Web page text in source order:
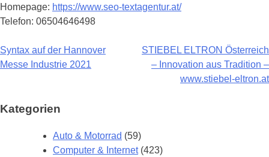
Homepage: https://www.seo-textagentur.at/
Telefon: 06504646498
Beitragsnavigation
Syntax auf der Hannover
Messe Industrie 2021
STIEBEL ELTRON Österreich
– Innovation aus Tradition –
www.stiebel-eltron.at
Kategorien
Auto & Motorrad (59)
Computer & Internet(423)